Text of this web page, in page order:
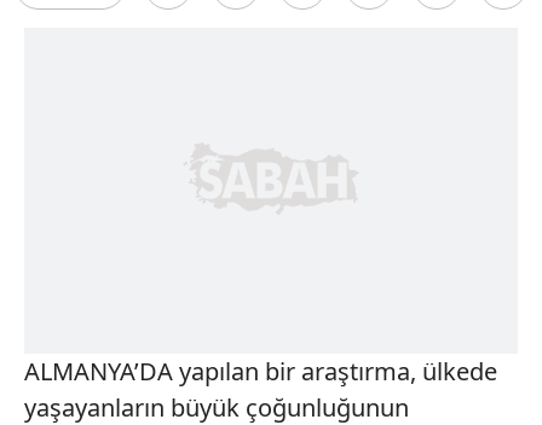
ALMANYA’DA yapılan bir araştırma, ülkede
yaşayanların büyük çoğunluğunun